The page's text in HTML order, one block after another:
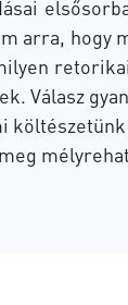
arra,
Vá­lasz